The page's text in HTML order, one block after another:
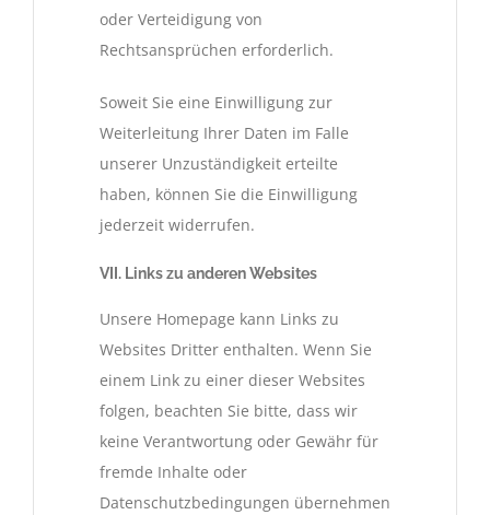
oder Verteidigung von
Rechtsansprüchen erforderlich.
Soweit Sie eine Einwilligung zur
Weiterleitung Ihrer Daten im Falle
unserer Unzuständigkeit erteilte
haben, können Sie die Einwilligung
jederzeit widerrufen.
VII. Links zu anderen Websites
Unsere Homepage kann Links zu
Websites Dritter enthalten. Wenn Sie
einem Link zu einer dieser Websites
folgen, beachten Sie bitte, dass wir
keine Verantwortung oder Gewähr für
fremde Inhalte oder
Datenschutzbedingungen übernehmen